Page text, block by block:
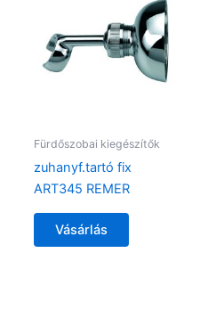
Fürdőszobai kiegészítők
zuhanyf.tartó fix
ART345 REMER
Vásárlás